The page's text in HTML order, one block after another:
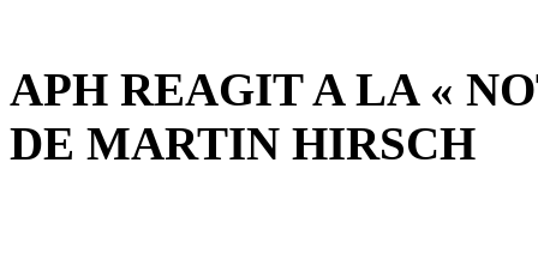
APH REAGIT A LA «
DE MARTIN HIRSCH